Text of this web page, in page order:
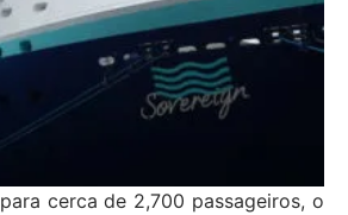
cerca de 2,700 passageiros, o